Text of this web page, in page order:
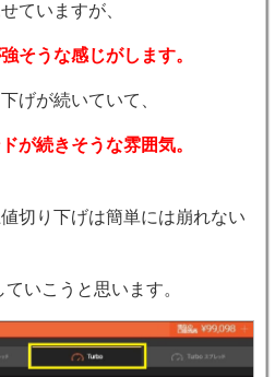
ていますが、
そうな感じがします。
げが続いていて、
が続きそうな雰囲気。
切り下げは簡単には崩れない
いこうと思います。